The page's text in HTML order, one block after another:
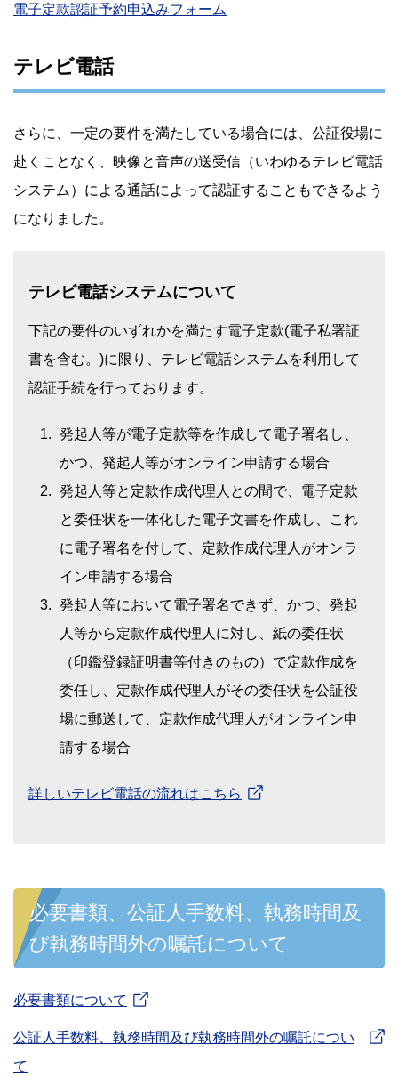
電子定款認証予約申込みフォーム
テレビ電話
さらに、一定の要件を満たしている場合には、公証役場に
赴くことなく、映像と音声の送受信（いわゆるテレビ電話
システム）による通話によって認証することもできるよう
になりました。
テレビ電話システムについて
下記の要件のいずれかを満たす電子定款(電子私署証
書を含む。)に限り、テレビ電話システムを利用して
認証手続を行っております。
発起人等が電子定款等を作成して電子署名し、
かつ、発起人等がオンライン申請する場合
発起人等と定款作成代理人との間で、電子定款
と委任状を一体化した電子文書を作成し、これ
に電子署名を付して、定款作成代理人がオンラ
イン申請する場合
発起人等において電子署名できず、かつ、発起
人等から定款作成代理人に対し、紙の委任状
（印鑑登録証明書等付きのもの）で定款作成を
委任し、定款作成代理人がその委任状を公証役
場に郵送して、定款作成代理人がオンライン申
請する場合
詳しいテレビ電話の流れはこちら
必要書類、公証人手数料、執務時間及
び執務時間外の嘱託について
必要書類について
公証人手数料、執務時間及び執務時間外の嘱託につい
て